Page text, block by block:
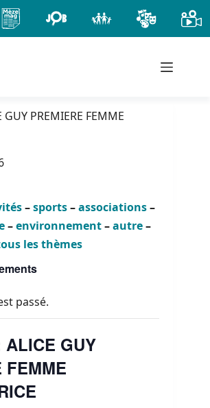
PREMIERE FEMME
–sports–associations–
–environnement–autre–
les thèmes
passé.
GUY
FEMME